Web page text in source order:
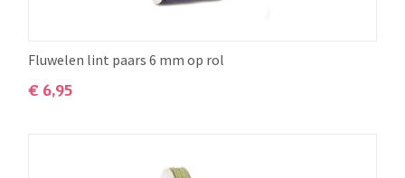
Fluwelen lint paars 6 mm op rol
€ 6,95